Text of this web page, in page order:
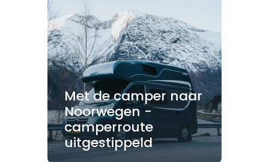
Met de camper naar
Noorwegen -
camperroute
uitgestippeld